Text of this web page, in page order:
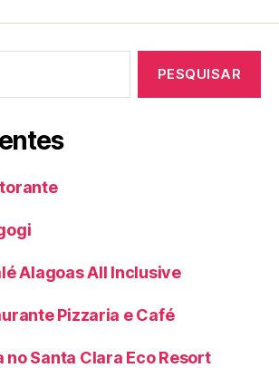
Alagoas All Inclusive
Pizzaria e Café
no Santa Clara Eco Resort